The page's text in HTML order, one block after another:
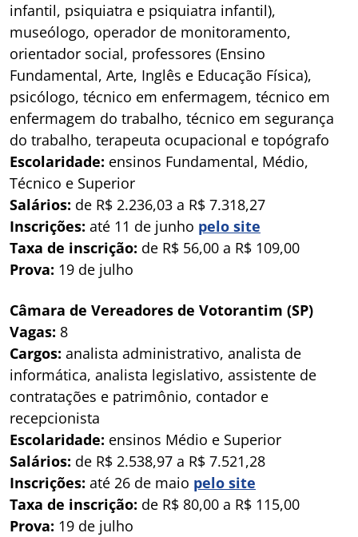
infantil, psiquiatra e psiquiatra infantil),
museólogo, operador de monitoramento,
orientador social, professores (Ensino
Fundamental, Arte, Inglês e Educação Física),
psicólogo, técnico em enfermagem, técnico em
enfermagem do trabalho, técnico em segurança
do trabalho, terapeuta ocupacional e topógrafo
Escolaridade: ensinos Fundamental, Médio,
Técnico e Superior
Salários: de R$ 2.236,03 a R$ 7.318,27
Inscrições: até 11 de junho pelo site
Taxa de inscrição: de R$ 56,00 a R$ 109,00
Prova: 19 de julho
Câmara de Vereadores de Votorantim (SP)
Vagas: 8
Cargos: analista administrativo, analista de
informática, analista legislativo, assistente de
contratações e patrimônio, contador e
recepcionista
Escolaridade: ensinos Médio e Superior
Salários: de R$ 2.538,97 a R$ 7.521,28
Inscrições: até 26 de maio pelo site
Taxa de inscrição: de R$ 80,00 a R$ 115,00
Prova: 19 de julho